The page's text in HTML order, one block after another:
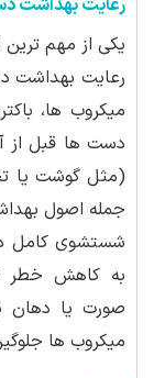
رعایت بهداشت
یکی از مهم
رعایت بهداشت
میکروب ها،
دست ها قبل از
(مثل گوشت یا
جمله اصول
به کاهش خطر
صورت یا دهان
میکروب ها